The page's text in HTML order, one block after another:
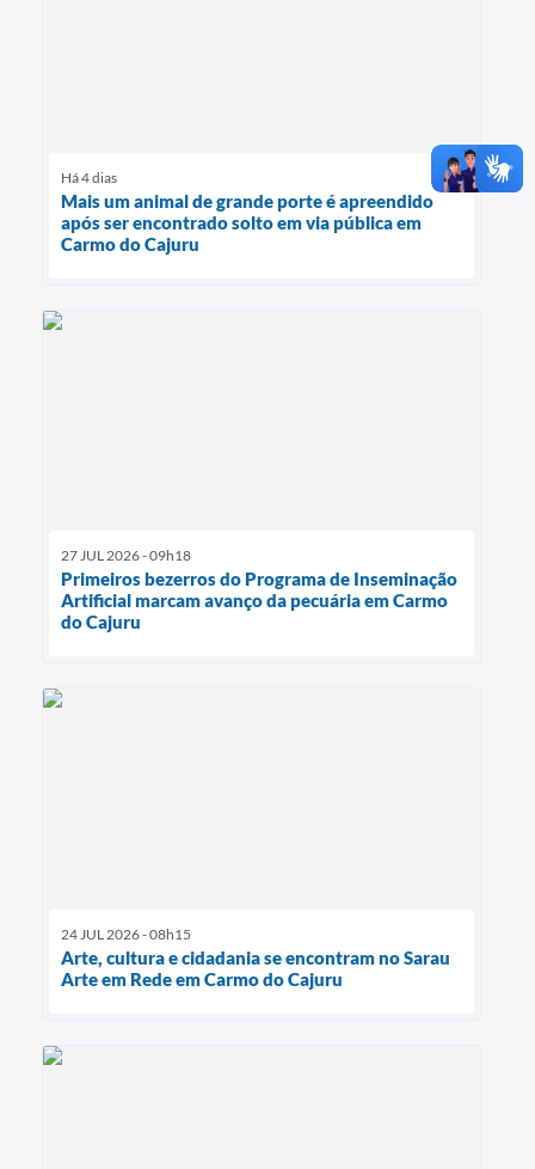
Há 4 dias
Mais um animal de grande porte é apreendido
após ser encontrado solto em via pública em
Carmo do Cajuru
27 JUL 2026 - 09h18
Primeiros bezerros do Programa de Inseminação
Artificial marcam avanço da pecuária em Carmo
do Cajuru
24 JUL 2026 - 08h15
Arte, cultura e cidadania se encontram no Sarau
Arte em Rede em Carmo do Cajuru